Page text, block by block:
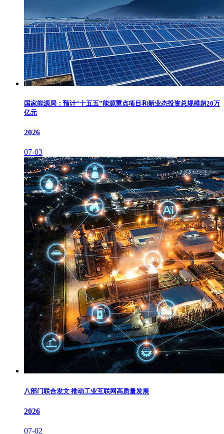
国家能源局：预计“十五五”能源重点项目和新业态投资总规模超20万
亿元
2026
07-03
八部门联合发文 推动工业互联网高质量发展
2026
07-02